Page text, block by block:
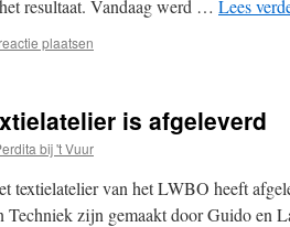
resultaat. Vandaag werd … Lees
plaatsen
is afgeleverd
bij 't Vuur
textielatelier van het LWBO heeft
zijn gemaakt door Guido en